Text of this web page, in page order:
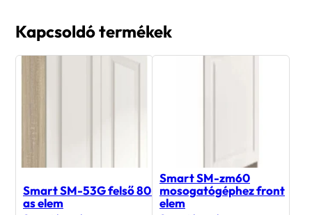
Kapcsoldó termékek
Smart SM-53G felső 80-
as elem
Smart SM-zm60
mosogatógéphez front
elem